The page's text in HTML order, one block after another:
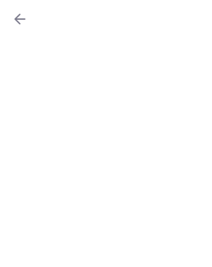
arrow_back